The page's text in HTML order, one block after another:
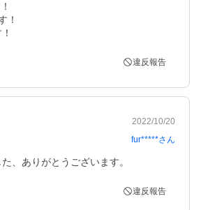
！
違反報告
2022/10/20
fur*****さん
違反報告